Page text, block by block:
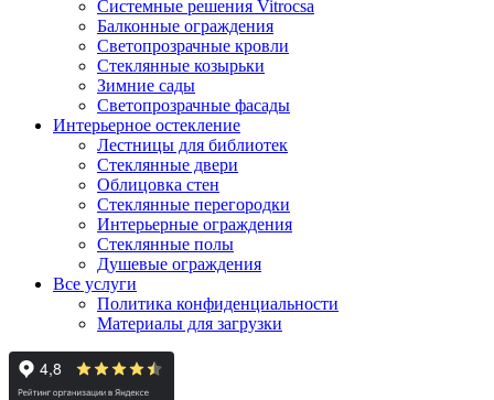
Системные решения Vitrocsa
Балконные ограждения
Светопрозрачные кровли
Стеклянные козырьки
Зимние сады
Светопрозрачные фасады
Интерьерное остекление
Лестницы для библиотек
Стеклянные двери
Облицовка стен
Стеклянные перегородки
Интерьерные ограждения
Стеклянные полы
Душевые ограждения
Все услуги
Политика конфиденциальности
Материалы для загрузки